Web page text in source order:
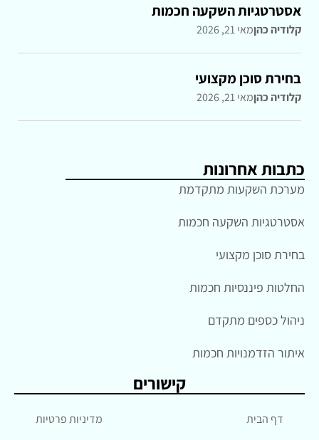
אסטרטגיות השקעה חכמות
קלודיה כהןמאי 21, 2026
בחירת סוכן מקצועי
קלודיה כהןמאי 21, 2026
כתבות אחרונות
מערכת השקעות מתקדמת
אסטרטגיות השקעה חכמות
בחירת סוכן מקצועי
החלטות פיננסיות חכמות
ניהול כספים מתקדם
איתור הזדמנויות חכמות
קישורים
דף הבית מדיניות פרטיות